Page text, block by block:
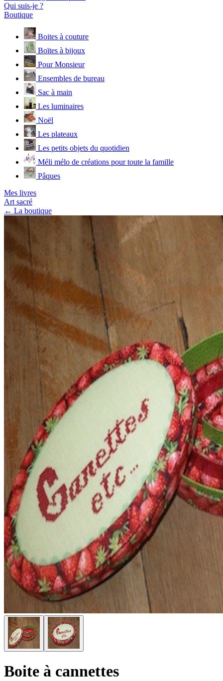
Qui suis-je ?
Boutique
Boites à couture
Boïtes à bijoux
Pour Monsieur
Ensembles de bureau
Sac à main
Les luminaires
Noël
Les plateaux
Les petits objets du quotidien
Méli mélo de créations pour toute la famille
Pâques
Mes livres
Art sacré
← La boutique
Boite à cannettes